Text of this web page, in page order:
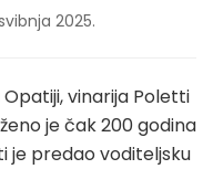
2025.
vinarija Poletti
je čak 200 godina
je predao voditeljsku